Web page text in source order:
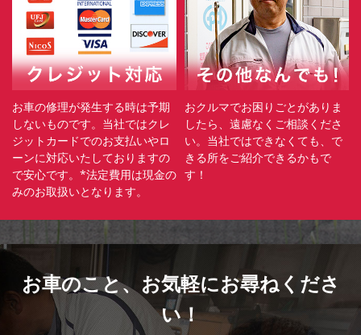
お車の修理が発生する時は予期
しないものです。当社ではクレ
ジットカードでのお支払いやロ
ーンに対応いたしておりますの
で安心です。*法定費用は現金の
みのお取扱いとなります。
おクルマでお困りごとがありま
したら、遠慮なくご相談くださ
い。当社ではできなくても、で
きる所をご紹介できるかもで
す！
お車のこと、 お気軽にお尋ねくださ
い！